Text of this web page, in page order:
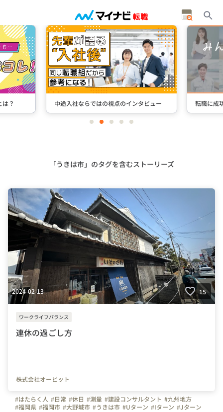
？ 中途入社ならではの視点のインタビュー 転職に成
itemitemitemitemitem
「うきは市」のタグを含むストーリーズ
2024-02-13 15
ワークライフバランス
連休の過ごし方
株式会社オービット
#はたらく人 #日常 #休日 #測量 #建設コンサルタント #九州地方
#福岡県 #福岡市 #大野城市 #うきは市 #Uターン #Iターン #Jターン